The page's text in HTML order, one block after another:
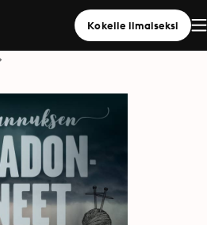
Kokeile ilmaiseksi